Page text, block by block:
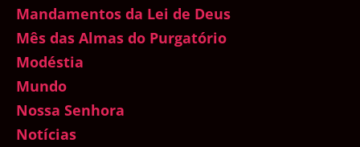
Mandamentos da Lei de Deus
Mês das Almas do Purgatório
Modéstia
Mundo
Nossa Senhora
Notícias